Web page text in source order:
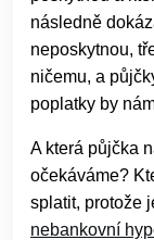
následně
neposkytnou,
ničemu, a
poplatky by
A která půjčka
očekáváme?
splatit, protože
nebankovní